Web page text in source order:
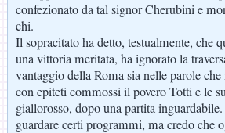
confezionato da tal signor Cherubini e
chi.
Il sopracitato ha detto, testualmente, che
una vittoria meritata, ha ignorato la
vantaggio della Roma sia nelle parole
con epiteti commossi il povero Totti e le
giallorosso, dopo una partita
guardare certi programmi, ma credo che